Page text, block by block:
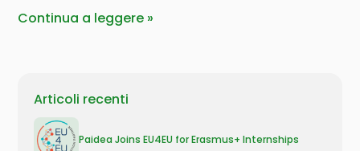
Continua a leggere
Articoli recenti
Paidea Joins EU4EU for Erasmus+ Internships